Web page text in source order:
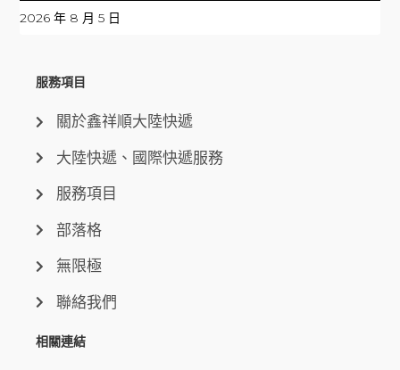
2026 年 8 月 5 日
服務項目
關於鑫祥順大陸快遞
大陸快遞、國際快遞服務
服務項目
部落格
無限極
聯絡我們
相關連結